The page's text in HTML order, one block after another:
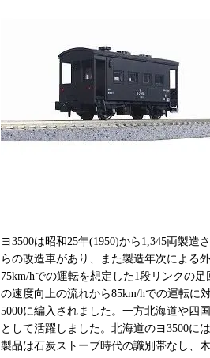
ヨ3500は昭和25年(1950)から1,345両製
らの改造車があり、また製造年次による
75km/hでの運転を想定した1段リンクの
の速度向上の流れから85km/hでの運転に
5000に編入されました。一方北海道や四
として活躍しました。北海道のヨ3500に
製品は石炭ストーブ時代の識別帯なし、